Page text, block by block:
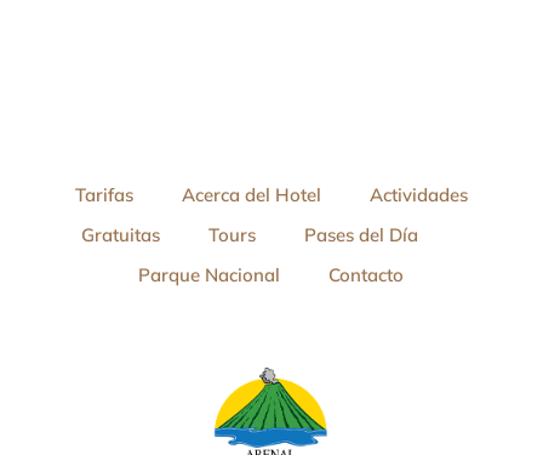
Tarifas Acerca del Hotel
Actividades
Gratuitas
Tours
Pases del Día
Parque Nacional
Contacto